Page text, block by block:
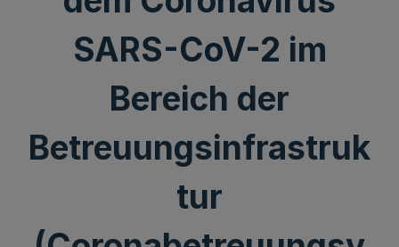
SARS-CoV-2 im
Bereich der
Betreuungsinfrastruk
tur